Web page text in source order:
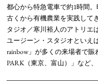
都心から特急電車で約1時間
古くから有機農業を実践して
タジオ／寒川裕人のアトリエ
ユージーン・スタジオといえ
rainbow」が多くの来場者で
PARK（東京、富山）」など